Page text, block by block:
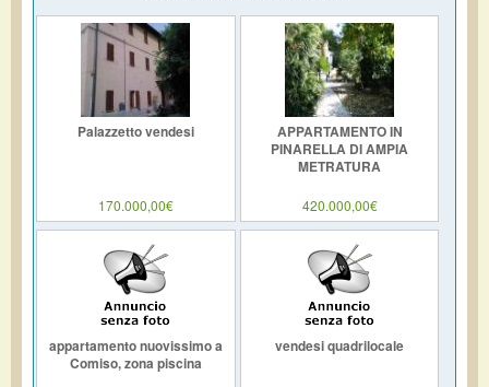
Palazzetto vendesi
170.000,00€
APPARTAMENTO IN
PINARELLA DI AMPIA
METRATURA
420.000,00€
appartamento nuovissimo a
Comiso, zona piscina
vendesi quadrilocale